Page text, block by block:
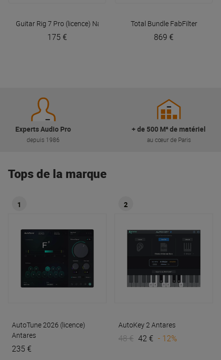
Guitar Rig 7 Pro (licence) Native Instruments
175 €
Total Bundle FabFilter
869 €
Experts Audio Pro
depuis 1986
+ de 500 M² de matériel
au cœur de Paris
Tops de la marque
1
AutoTune 2026 (licence)
Antares
235 €
2
AutoKey 2 Antares
48 € 42 € - 12%